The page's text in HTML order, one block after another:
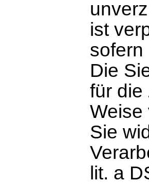
ist
sofern
Die
für die
Weise
Sie
lit. a